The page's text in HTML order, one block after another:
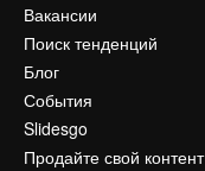
Вакансии
Поиск тенденций
Блог
События
Slidesgo
Продайте свой контент